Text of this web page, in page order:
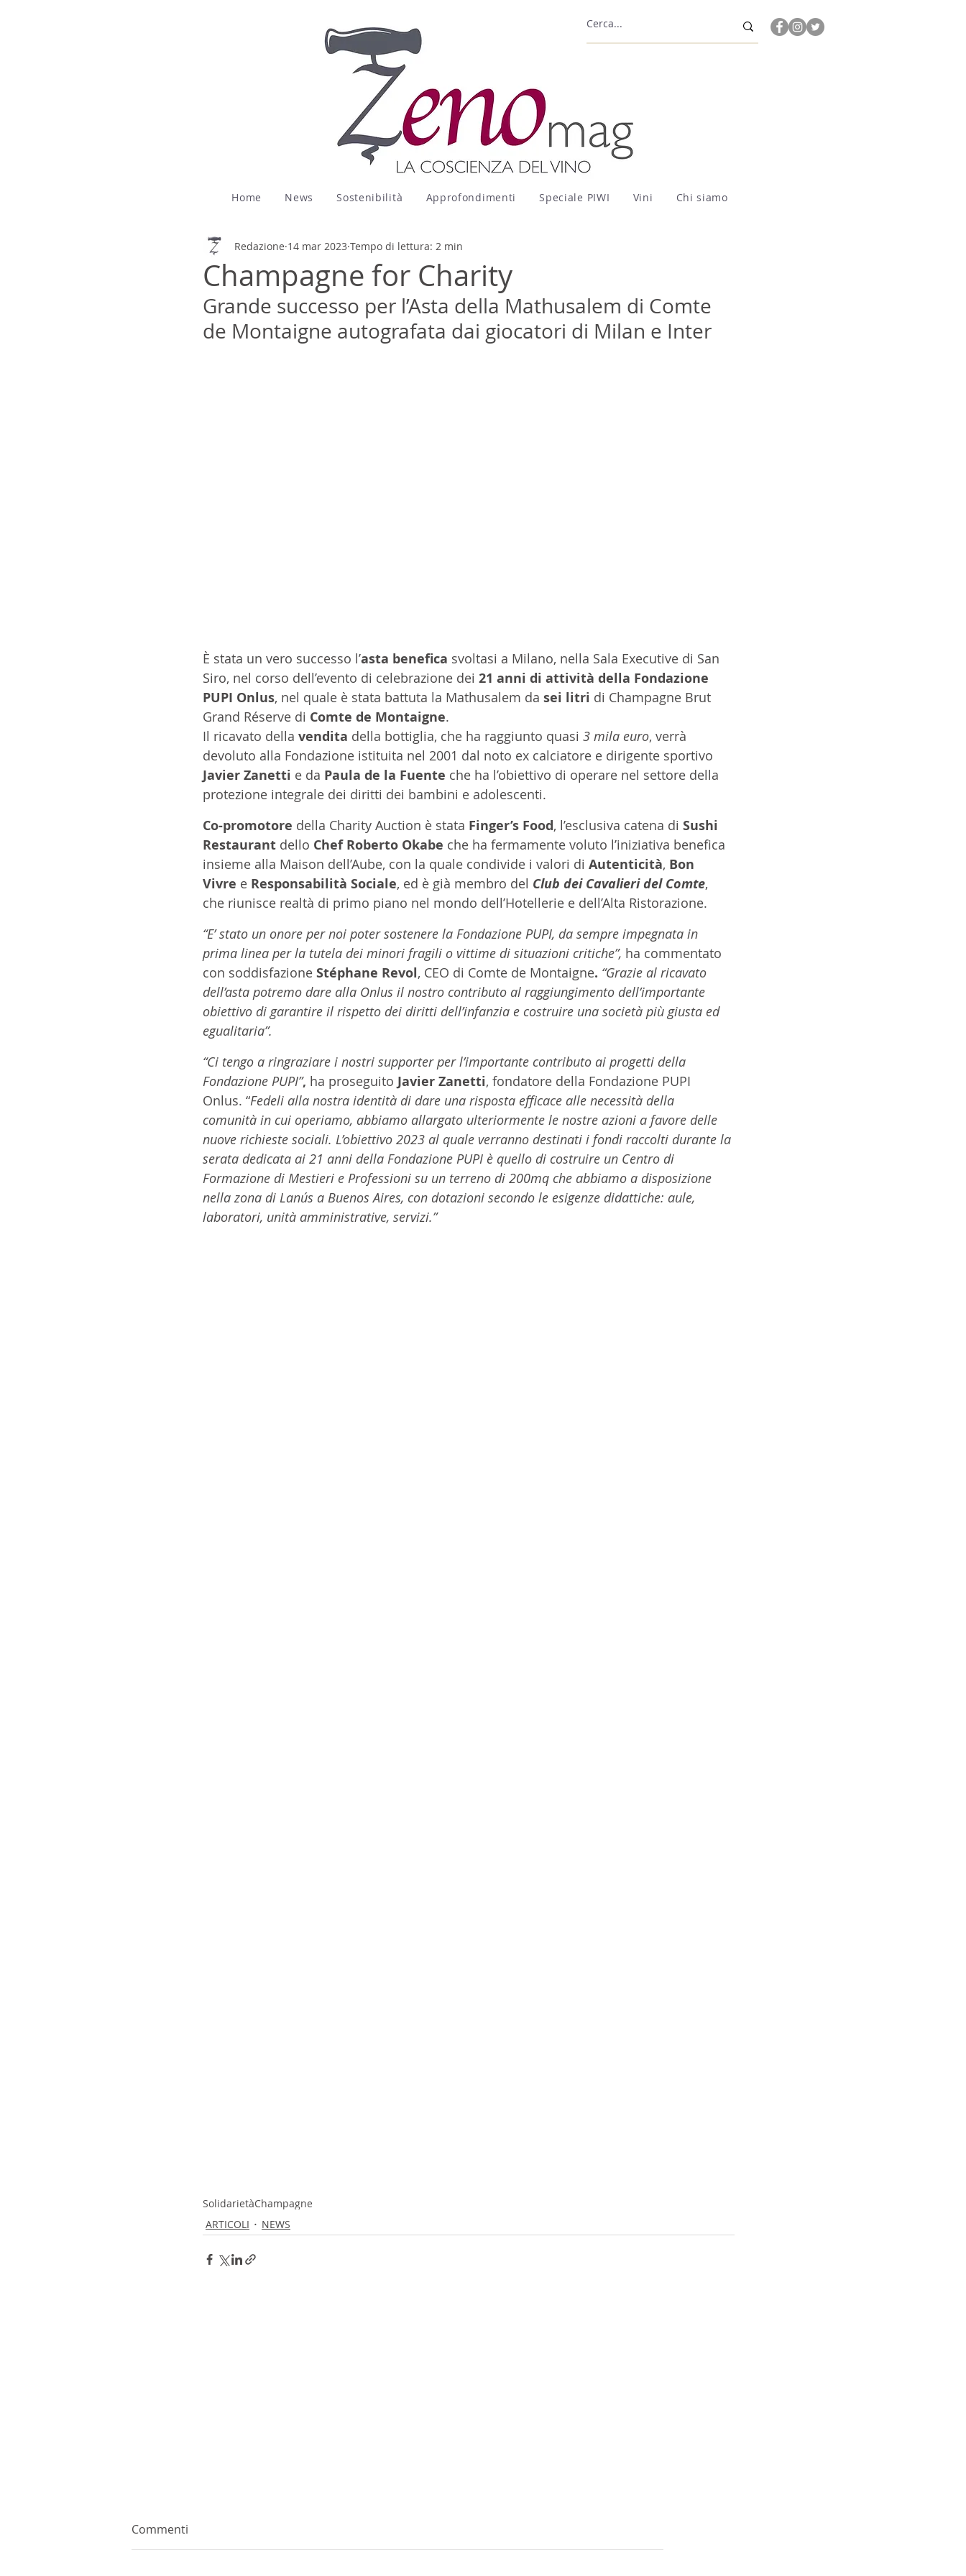
Home News Sostenibilità Approfondimenti Speciale PIWI Vini Chi siamo
Champagne for Charity
Redazione 14 mar 2023 Tempo di lettura: 2 min
Grande successo per l’Asta della Mathusalem di Comte
de Montaigne autografata dai giocatori di Milan e Inter
È stata un vero successo l’asta benefica svoltasi a Milano, nella Sala Executive di San
Siro, nel corso dell’evento di celebrazione dei 21 anni di attività della Fondazione
PUPI Onlus, nel quale è stata battuta la Mathusalem da sei litri di Champagne Brut
Grand Réserve di Comte de Montaigne.
Il ricavato della vendita della bottiglia, che ha raggiunto quasi 3 mila euro, verrà
devoluto alla Fondazione istituita nel 2001 dal noto ex calciatore e dirigente sportivo
Javier Zanetti e da Paula de la Fuente che ha l’obiettivo di operare nel settore della
protezione integrale dei diritti dei bambini e adolescenti.
Co-promotore della Charity Auction è stata Finger’s Food, l’esclusiva catena di Sushi
Restaurant dello Chef Roberto Okabe che ha fermamente voluto l’iniziativa benefica
insieme alla Maison dell’Aube, con la quale condivide i valori di Autenticità, Bon
Vivre e Responsabilità Sociale, ed è già membro del Club dei Cavalieri del Comte,
che riunisce realtà di primo piano nel mondo dell’Hotellerie e dell’Alta Ristorazione.
“E’ stato un onore per noi poter sostenere la Fondazione PUPI, da sempre impegnata in
prima linea per la tutela dei minori fragili o vittime di situazioni critiche”, ha commentato
con soddisfazione Stéphane Revol, CEO di Comte de Montaigne. “Grazie al ricavato
dell’asta potremo dare alla Onlus il nostro contributo al raggiungimento dell’importante
obiettivo di garantire il rispetto dei diritti dell’infanzia e costruire una società più giusta ed
egualitaria”.
“Ci tengo a ringraziare i nostri supporter per l’importante contributo ai progetti della
Fondazione PUPI”, ha proseguito Javier Zanetti, fondatore della Fondazione PUPI
Onlus. “Fedeli alla nostra identità di dare una risposta efficace alle necessità della
comunità in cui operiamo, abbiamo allargato ulteriormente le nostre azioni a favore delle
nuove richieste sociali. L’obiettivo 2023 al quale verranno destinati i fondi raccolti durante la
serata dedicata ai 21 anni della Fondazione PUPI è quello di costruire un Centro di
Formazione di Mestieri e Professioni su un terreno di 200mq che abbiamo a disposizione
nella zona di Lanús a Buenos Aires, con dotazioni secondo le esigenze didattiche: aule,
laboratori, unità amministrative, servizi.”
SolidarietàChampagne
ARTICOLI
NEWS
Commenti